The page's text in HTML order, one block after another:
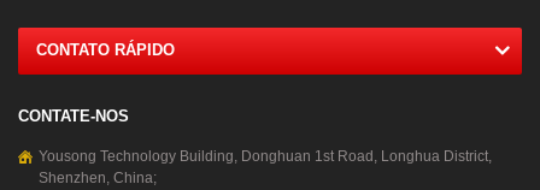
CONTATO RÁPIDO
CONTATE-NOS
Yousong Technology Building, Donghuan 1st Road, Longhua District,
Shenzhen, China;